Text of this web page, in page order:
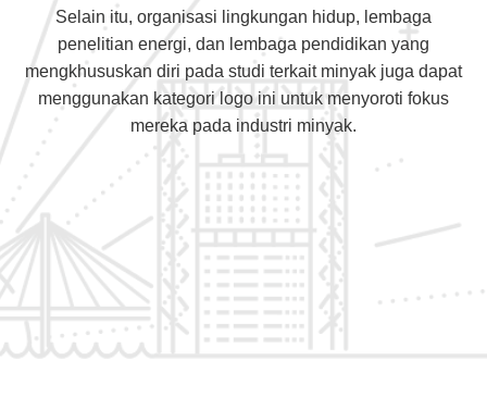
Selain itu, organisasi lingkungan hidup, lembaga
penelitian energi, dan lembaga pendidikan yang
mengkhususkan diri pada studi terkait minyak juga dapat
menggunakan kategori logo ini untuk menyoroti fokus
mereka pada industri minyak.